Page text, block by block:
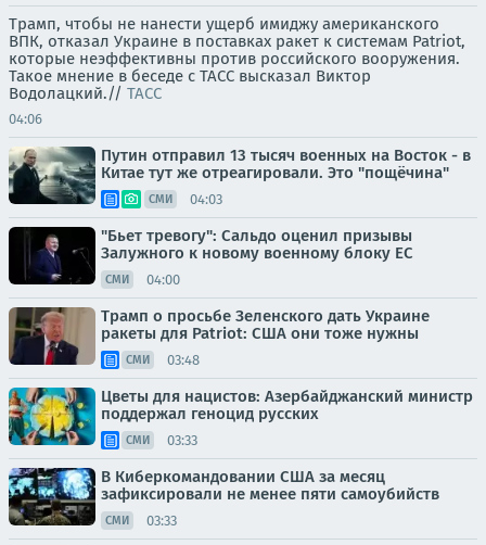
Трамп, чтобы не нанести ущерб имиджу американского
ВПК, отказал Украине в поставках ракет к системам Patriot,
которые неэффективны против российского вооружения.
Такое мнение в беседе с ТАСС высказал Виктор
Водолацкий.// ТАСС
04:06
Путин отправил 13 тысяч военных на Восток - в
Китае тут же отреагировали. Это "пощёчина"
СМИ 04:03
"Бьет тревогу": Сальдо оценил призывы
Залужного к новому военному блоку ЕС
СМИ 04:00
Трамп о просьбе Зеленского дать Украине
ракеты для Patriot: США они тоже нужны
СМИ 03:48
Цветы для нацистов: Азербайджанский министр
поддержал геноцид русских
СМИ 03:33
В Киберкомандовании США за месяц
зафиксировали не менее пяти самоубийств
СМИ 03:33